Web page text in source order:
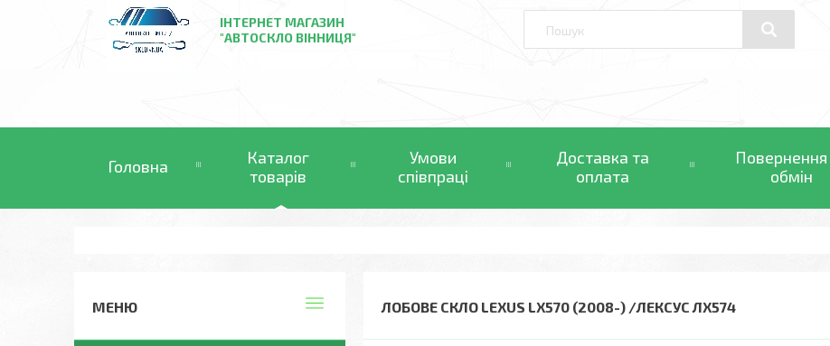
ІНТЕРНЕТ МАГАЗИН
"АВТОСКЛО ВІННИЦЯ"
Головна
Каталог
товарів
Умови
співпраці
Доставка та
оплата
Повернення
обмін
ЛОБОВЕ СКЛО LEXUS LX570 (2008-) /ЛЕКСУС ЛХ574